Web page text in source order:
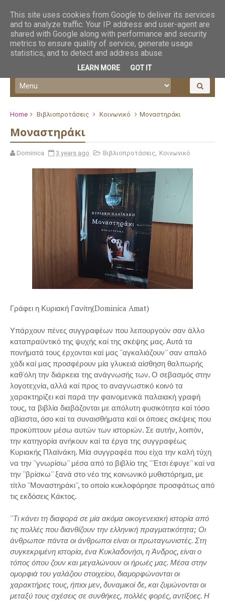
Home Βιβλιοπροτάσεις Κοινωνικό Μοναστηράκι
Μοναστηράκι
Dominica 3 years ago Βιβλιοπροτάσεις, Κοινωνικό
Γράφει η Κυριακή Γανίτη(Dominica Amat)
Υπάρχουν πένες συγγραφέων που λειτουργούν σαν άλλο
καταπραϋντικό της ψυχής καί της σκέψης μας. Αυτά τα
πονήματά τους έρχονται καί μας ''αγκαλιάζουν'' σαν απαλό
χάδι καί μας προσφέρουν μία γλυκειά αίσθηση θαλπωρής
καθ'όλη την διάρκεια της ανάγνωσής των. Ο σεβασμός στην
λογοτεχνία, αλλά καί προς το αναγνωστικό κοινό τα
χαρακτηρίζει καί παρά την φαινομενικά παλαιακή γραφή
τους, τα βιβλία διαβάζονται με απόλυτη φυσικότητα καί τόσο
αβίαστα, όσο καί τα συναισθήματα καί οι όποιες σκέψεις που
προκύπτουν μέσω αυτών των ιστοριών. Σε αυτήν, λοιπόν,
την κατηγορία ανήκουν καί τα έργα της συγγραφέως
Κυριακής Πλαϊνάκη. Μία συγγραφέα που είχα την καλή τύχη
να την ''γνωρίσω'' μέσα από το βιβλίο της '''Ετσι έφυγε'' καί να
την ''βρίσκω'' ξανά στο νέο της κοινωνικό μυθιστόρημα, με
τίτλο ''Μοναστηράκι'', το οποίο κυκλοφόρησε προσφάτως από
τις εκδόσεις Κάκτος.
''Τι κάνει τη διαφορά σε μία ακόμα οικογενειακή ιστορία από
τις πολλές που διανθίζουν την ελληνική πραγματικότητα; Οι
άνθρωποι· πάντα οι άνθρωποι είναι οι πρωταγωνιστές. Στη
συγκεκριμένη ιστορία, ένα Κυκλαδονήσι, η Άνδρος, είναι ο
τόπος όπου ζουν και μεγαλώνουν οι ήρωές μας. Μέσα στην
ομορφιά του γαλάζιου στοιχείου, διαμορφώνονται οι
χαρακτήρες τους, ήπιοι μεν, δυναμικοί δε, και ζυμώνονται οι
μεταξύ τους σχέσεις σε συνθήκες, πολλές φορές, αντίξοες. Η
This site uses cookies from Google to deliver its services
and to analyze traffic. Your IP address and user-agent are
shared with Google along with performance and security
metrics to ensure quality of service, generate usage
statistics, and to detect and address abuse.
LEARN MORE GOT IT